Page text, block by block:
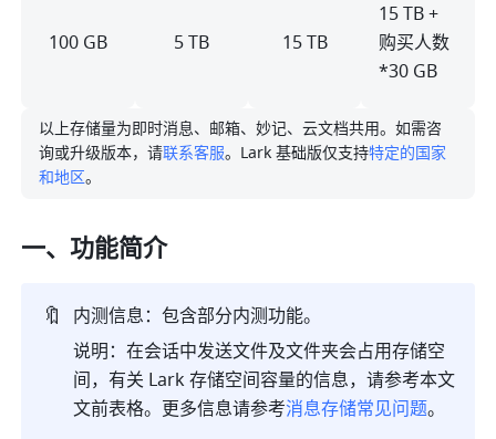
100 GB 5 TB 15 TB
15 TB +
购买人数
*30 GB
以上存储量为即时消息、邮箱、妙记、云文档共用。如需咨
询或升级版本，请联系客服。Lark 基础版仅支持特定的国家
和地区。
一、功能简介
🔖
内测信息：包含部分内测功能。
说明：在会话中发送文件及文件夹会占用存储空
间，有关 Lark 存储空间容量的信息，请参考本文
文前表格。更多信息请参考消息存储常见问题。